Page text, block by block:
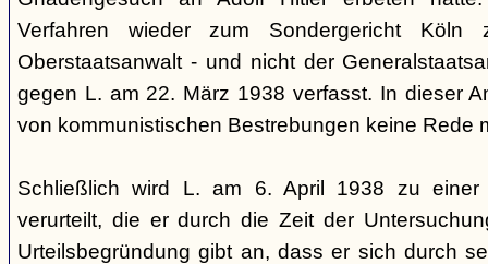
Verfahren wieder zum Sondergericht Köln
Oberstaatsanwalt - und nicht der
gegen L. am 22. März 1938 verfasst. In dieser
von kommunistischen Bestrebungen keine Rede
Schließlich wird L. am 6. April 1938 zu einer
verurteilt, die er durch die Zeit der
Urteilsbegründung gibt an, dass er sich durch